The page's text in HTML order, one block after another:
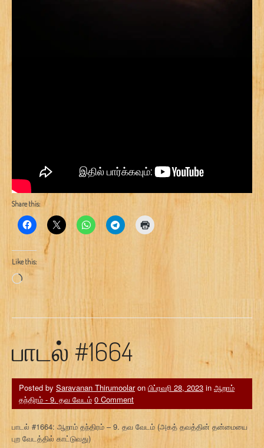
Share this:
Like this:
Loading…
பாடல் #1664
Posted by Saravanan Thirumoolaron பிப்ரவரி 28, 2023 in ஆறாம்
தந்திரம் - 9. தவ வேடம் 0 Comment
பாடல் #1664: ஆறாம் தந்திரம் – 9. தவ வேடம் (அகத் தவத்தின் தன்மையை
புற வேடத்தில் காட்டுவது)